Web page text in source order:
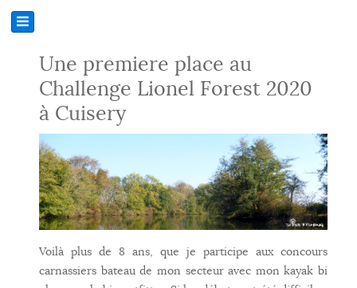
Une premiere place au
Challenge Lionel Forest 2020
à Cuisery
Voilà plus de 8 ans, que je participe aux concours
carnassiers bateau de mon secteur avec mon kayak bi